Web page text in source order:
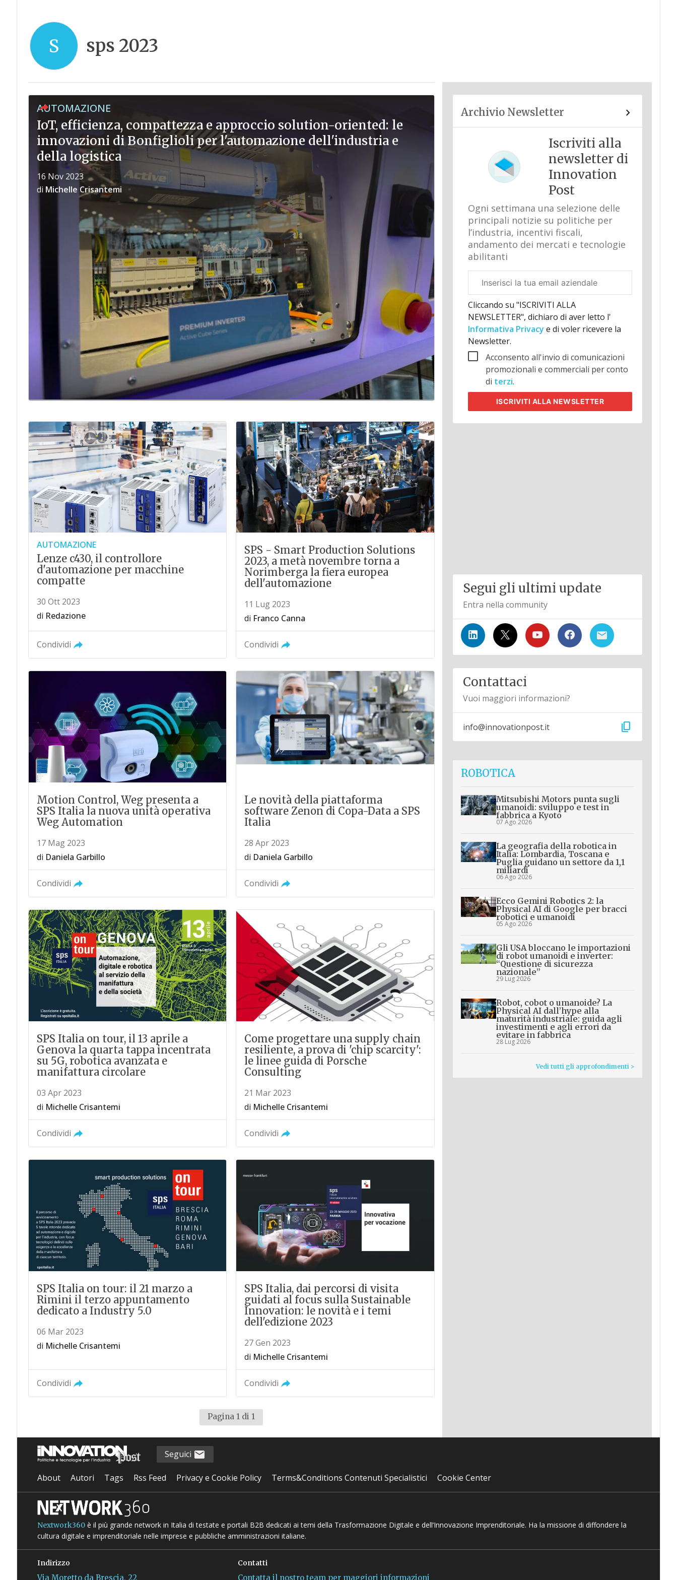
S sps 2023
AUTOMAZIONE
IoT, efficienza, compattezza e approccio solution-oriented: le
innovazioni di Bonfiglioli per l'automazione dell'industria e
della logistica
16 Nov 2023
di Michelle Crisantemi
AUTOMAZIONE
Lenze c430, il controllore
d'automazione per macchine
compatte
30 Ott 2023
di Redazione
Condividi
SPS - Smart Production Solutions
2023, a metà novembre torna a
Norimberga la fiera europea
dell'automazione
11 Lug 2023
di Franco Canna
Condividi
Motion Control, Weg presenta a
SPS Italia la nuova unità operativa
Weg Automation
17 Mag 2023
di Daniela Garbillo
Condividi
Le novità della piattaforma
software Zenon di Copa-Data a SPS
Italia
28 Apr 2023
di Daniela Garbillo
Condividi
SPS Italia on tour, il 13 aprile a
Genova la quarta tappa incentrata
su 5G, robotica avanzata e
manifattura circolare
03 Apr 2023
di Michelle Crisantemi
Condividi
Come progettare una supply chain
resiliente, a prova di 'chip scarcity':
le linee guida di Porsche
Consulting
21 Mar 2023
di Michelle Crisantemi
Condividi
SPS Italia on tour: il 21 marzo a
Rimini il terzo appuntamento
dedicato a Industry 5.0
06 Mar 2023
di Michelle Crisantemi
Condividi
SPS Italia, dai percorsi di visita
guidati al focus sulla Sustainable
Innovation: le novità e i temi
dell'edizione 2023
27 Gen 2023
di Michelle Crisantemi
Condividi
Pagina 1 di 1
Archivio Newsletter
Iscriviti alla
newsletter di
Innovation
Post
Ogni settimana una selezione delle
principali notizie su politiche per
l’industria, incentivi fiscali,
andamento dei mercati e tecnologie
abilitanti
aziendale
Cliccando su "ISCRIVITI ALLA
NEWSLETTER", dichiaro di aver letto l'
Informativa Privacy e di voler ricevere la
Newsletter.
Acconsento all'invio di comunicazioni
promozionali e commerciali per conto
di terzi.
ISCRIVITI ALLA NEWSLETTER
Segui gli ultimi update
Entra nella community
Contattaci
Vuoi maggiori informazioni?
info@innovationpost.it content_copy
ROBOTICA
Mitsubishi Motors punta sugli
umanoidi: sviluppo e test in
fabbrica a Kyoto
07 Ago 2026
La geografia della robotica in
Italia: Lombardia, Toscana e
Puglia guidano un settore da 1,1
miliardi
06 Ago 2026
Ecco Gemini Robotics 2: la
Physical AI di Google per bracci
robotici e umanoidi
05 Ago 2026
Gli USA bloccano le importazioni
di robot umanoidi e inverter:
“Questione di sicurezza
nazionale”
29 Lug 2026
Robot, cobot o umanoide? La
Physical AI dall’hype alla
maturità industriale: guida agli
investimenti e agli errori da
evitare in fabbrica
28 Lug 2026
Vedi tutti gli approfondimenti >
Seguici
About Autori Tags Rss Feed Privacy e Cookie Policy Terms&Conditions Contenuti Specialistici Cookie Center
Nextwork360è il più grande network in Italia di testate e portali B2B dedicati ai temi della Trasformazione Digitale e dell’Innovazione Imprenditoriale. Ha la missione di diffondere la
cultura digitale e imprenditoriale nelle imprese e pubbliche amministrazioni italiane.
Indirizzo
Via Moretto da Brescia, 22
Contatti
Contatta il nostro team per maggiori informazioni